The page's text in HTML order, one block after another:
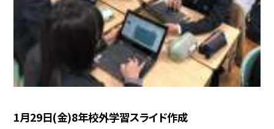
1月29日(金)8年校外学習スライド作成